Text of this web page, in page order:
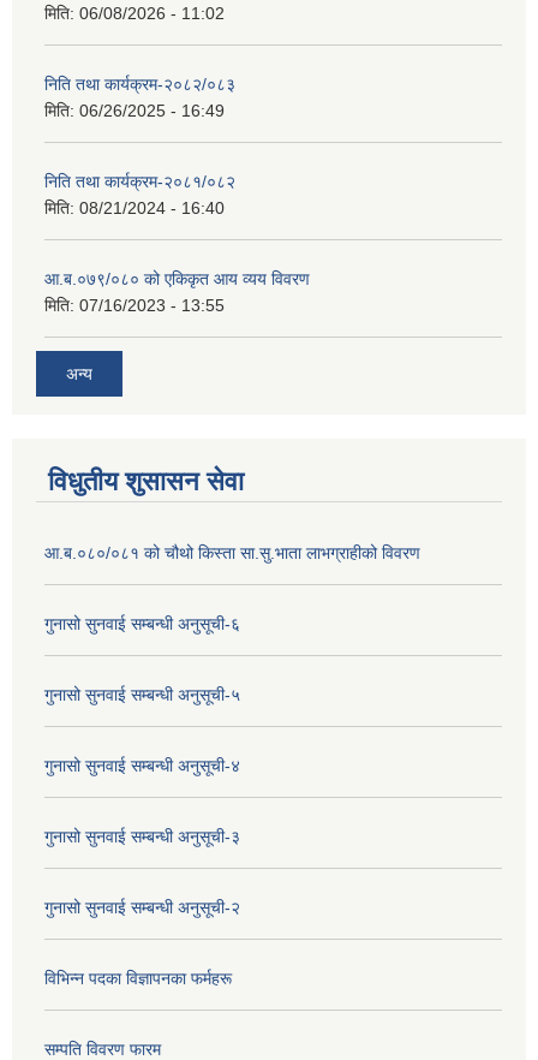
मिति: 06/08/2026 - 11:02
निति तथा कार्यक्रम-२०८२/०८३
मिति: 06/26/2025 - 16:49
निति तथा कार्यक्रम-२०८१/०८२
मिति: 08/21/2024 - 16:40
आ.ब.०७९/०८० को एकिकृत आय व्यय विवरण
मिति: 07/16/2023 - 13:55
अन्य
विधुतीय शुसासन सेवा
आ.ब.०८०/०८१ को चौथो किस्ता सा.सु.भाता लाभग्राहीको विवरण
गुनासो सुनवाई सम्बन्धी अनुसूची-६
गुनासो सुनवाई सम्बन्धी अनुसूची-५
गुनासो सुनवाई सम्बन्धी अनुसूची-४
गुनासो सुनवाई सम्बन्धी अनुसूची-३
गुनासो सुनवाई सम्बन्धी अनुसूची-२
विभिन्न पदका विज्ञापनका फर्महरू
सम्पति विवरण फारम